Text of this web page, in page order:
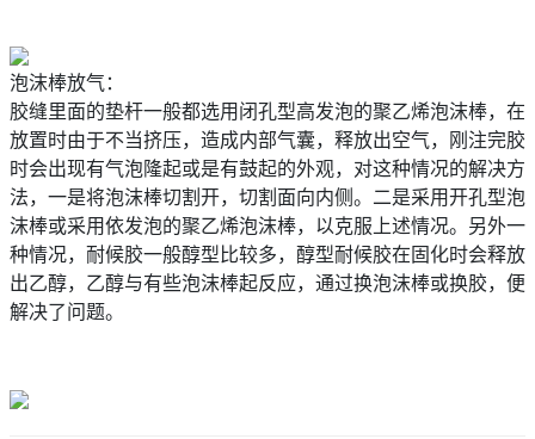
泡沫棒放气：
胶缝里面的垫杆一般都选用闭孔型高发泡的聚乙烯泡沫棒，在
放置时由于不当挤压，造成内部气囊，释放出空气，刚注完胶
时会出现有气泡隆起或是有鼓起的外观，对这种情况的解决方
法，一是将泡沫棒切割开，切割面向内侧。二是采用开孔型泡
沫棒或采用依发泡的聚乙烯泡沫棒，以克服上述情况。另外一
种情况，耐候胶一般醇型比较多，醇型耐候胶在固化时会释放
出乙醇，乙醇与有些泡沫棒起反应，通过换泡沫棒或换胶，便
解决了问题。